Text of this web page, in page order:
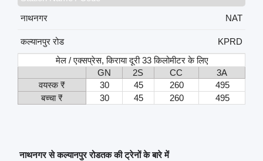
नाथनगर
NAT
कल्यानपुर रोड
KPRD
मेल / एक्सप्रेस, किराया दूरी 33 किलोमीटर के लिए
GN
2S CC
3A
वयस्क ₹
30 45 260
495
बच्चा ₹
30 45 260 495
नाथनगर से कल्यानपुर रोडतक की ट्रेनों के बारे में